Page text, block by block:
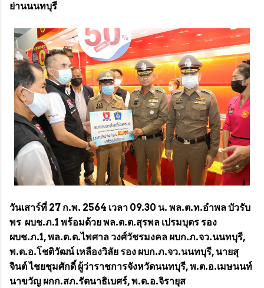
ย่านนนทบุรี
วันเสาร์ที่ 27 ก.พ. 2564 เวลา 09.30 น. พล.ต.ท.อำพล บัวรับ
พร ผบช.ภ.1 พร้อมด้วย พล.ต.ต.สุรพล เปรมบุตร รอง
ผบช.ภ.1, พล.ต.ต.ไพศาล วงศ์วัชรมงคล ผบก.ภ.จว.นนทบุรี,
พ.ต.อ.โชติวัฒน์ เหลืองวิลัย รอง ผบก.ภ.จว.นนทบุรี, นายสุ
จินต์ ไชยชุมศักดิ์ ผู้ว่าราชการจังหวัดนนทบุรี, พ.ต.อ.เมษนนท์
นาขวัญ ผกก.สภ.รัตนาธิเบศร์, พ.ต.อ.จิรายุส